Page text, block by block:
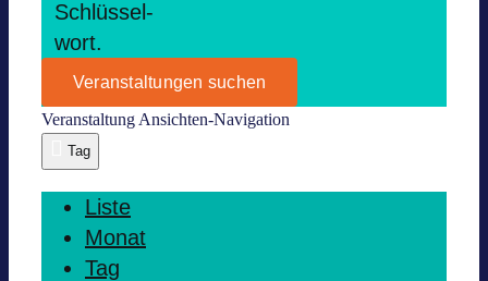
Schlüs­sel­
wort.
Veranstaltungen suchen
Ver­an­stal­tung Ansich­ten-Navi­ga­tion
Tag
Liste
Monat
Tag